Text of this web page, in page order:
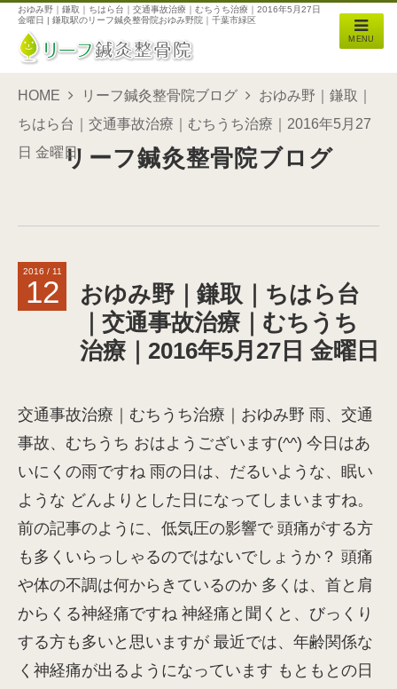
おゆみ野｜鎌取｜ちはら台｜交通事故治療｜むちうち治療｜2016年5月27日
金曜日 | 鎌取駅のリーフ鍼灸整骨院おゆみ野院｜千葉市緑区
MENU
HOME リーフ鍼灸整骨院ブログ
おゆみ野｜鎌取｜
ちはら台｜交通事故治療｜むちうち治療｜2016年5月27
日 金曜日リーフ鍼灸整骨院ブログ
おゆみ野｜鎌取｜ちはら台
｜交通事故治療｜むちうち
治療｜2016年5月27日 金曜日
2016 / 11
12
交通事故治療｜むちうち治療｜おゆみ野 雨、交通
事故、むちうち おはようございます(^^) 今日はあ
いにくの雨ですね 雨の日は、だるいような、眠い
ような どんよりとした日になってしまいますね。
前の記事のように、低気圧の影響で 頭痛がする方
も多くいらっしゃるのではないでしょうか？ 頭痛
や体の不調は何からきているのか 多くは、首と肩
からくる神経痛ですね 神経痛と聞くと、びっくり
する方も多いと思いますが 最近では、年齢関係な
く神経痛が出るようになっています もともとの日